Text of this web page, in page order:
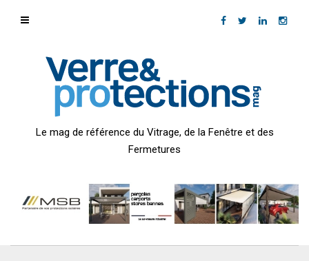
Le mag de référence du Vitrage, de la Fenêtre et des
Fermetures